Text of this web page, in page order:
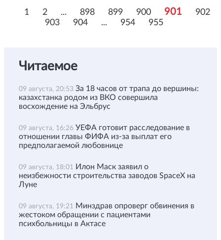
1 2 ... 898 899 900 901
902
903
904 ... 954 955
Читаемое
09 августа, 20:53 За 18 часов от трапа до вершины:
казахстанка родом из ВКО совершила
восхождение на Эльбрус
09 августа, 16:26 УЕФА готовит расследование в
отношении главы ФИФА из-за выплат его
предполагаемой любовнице
09 августа, 18:01
Илон Маск заявил о
неизбежности строительства заводов SpaceX на
Луне
09 августа, 19:21
Минздрав опроверг обвинения в
жестоком обращении с пациентами
психбольницы в Актасе